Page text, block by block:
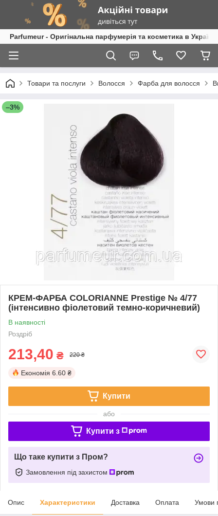
Parfumeur - Оригінальна парфумерія та косметика в Україні
Товари та послуги Волосся Фарба для волосся
–3%
КРЕМ-ФАРБА COLORIANNE Prestige № 4/77
(інтенсивно фіолетовий темно-коричневий)
В наявності
Роздріб
213,40 ₴ 220 ₴
Економія 6.60 ₴
Купити
або
Купити з
Що таке купити з Пром?
Замовлення під захистом
Опис Характеристики Доставка Оплата Умови